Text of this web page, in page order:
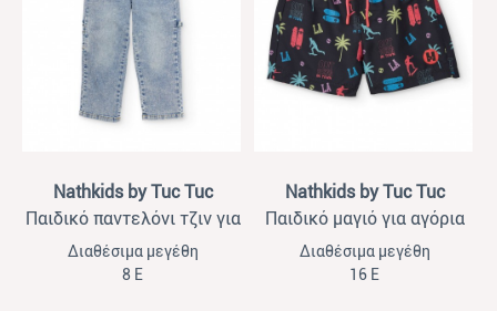
Nathkids by Tuc Tuc
Παιδικό παντελόνι τζιν για
αγόρια Nathkids
Διαθέσιμα μεγέθη
8 Ε
Nathkids by Tuc Tuc
Παιδικό μαγιό για αγόρια
Nathkids μαύρο
Διαθέσιμα μεγέθη
16 Ε